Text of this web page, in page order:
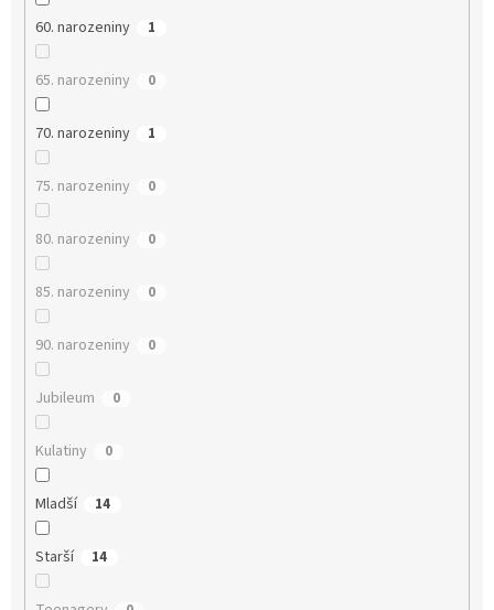
60. narozeniny 1
65. narozeniny 0
70. narozeniny 1
75. narozeniny 0
80. narozeniny 0
85. narozeniny 0
90. narozeniny 0
Jubileum 0
Kulatiny 0
Mladší 14
Starší 14